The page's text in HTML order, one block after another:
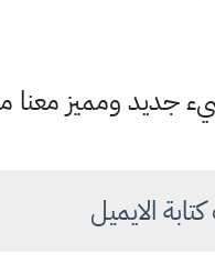
جديد ومميز
الايميل